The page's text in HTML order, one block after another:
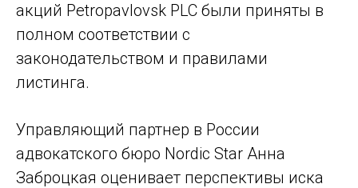
акций Petropavlovsk PLC были приняты в
полном соответствии с
законодательством и правилами
листинга.
Управляющий партнер в России
адвокатского бюро Nordic Star Анна
Заброцкая оценивает перспективы иска